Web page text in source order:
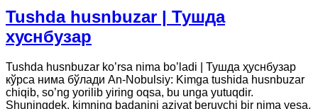
Tushda husnbuzar | Тушда
хуснбузар
Tushda husnbuzar ko’rsa nima bo’ladi | Тушда ҳуснбузар
кўрса нима бўлади An-Nobulsiy: Kimga tushida husnbuzar
chiqib, so’ng yorilib yiring oqsa, bu unga yutuqdir.
Shuningdek, kimning badanini aziyat beruvchi bir nima yesa,